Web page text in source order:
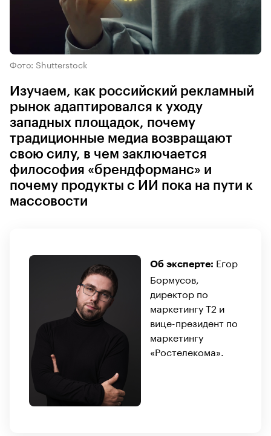
Фото: Shutterstock
Изучаем, как российский рекламный
рынок адаптировался к уходу
западных площадок, почему
традиционные медиа возвращают
свою силу, в чем заключается
философия «брендформанс» и
почему продукты с ИИ пока на пути к
массовости
Об эксперте: Егор
Бормусов,
директор по
маркетингу T2 и
вице-президент по
маркетингу
«Ростелекома».